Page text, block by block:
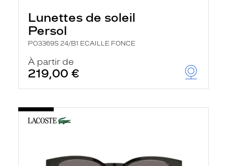
Lunettes de soleil
Persol
PO3369S 24/B1 ECAILLE FONCE
À partir de
219,00 €